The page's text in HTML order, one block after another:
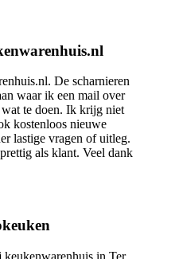
De scharnieren
waar ik een mail over
te doen. Ik krijg niet
kostenloos nieuwe
lastige vragen of uitleg.
als klant. Veel dank
in Ter